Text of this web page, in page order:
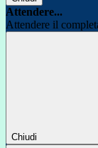
Attendere...
Attendere il
Chiudi